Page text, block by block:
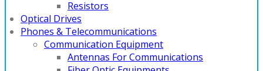
Resistors
Optical Drives
Phones & Telecommunications
Communication Equipment
Antennas For Communications